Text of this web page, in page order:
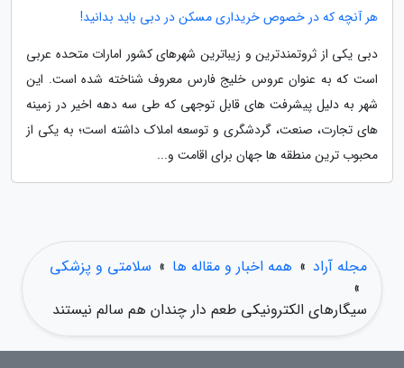
هر آنچه که در خصوص خریداری مسکن در دبی باید بدانید!
دبی یکی از ثروتمندترین و زیباترین شهرهای کشور امارات متحده عربی
است که به عنوان عروس خلیج فارس معروف شناخته شده است. این
شهر به دلیل پیشرفت های قابل توجهی که طی سه دهه اخیر در زمینه
های تجارت، صنعت، گردشگری و توسعه املاک داشته است؛ به یکی از
محبوب ترین منطقه ها جهان برای اقامت و...
مجله آراد » همه اخبار و مقاله ها » سلامتی و پزشکی
»
سیگارهای الکترونیکی طعم دار چندان هم سالم نیستند